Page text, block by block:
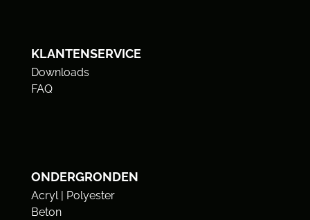
KLANTENSERVICE
Downloads
FAQ
ONDERGRONDEN
Acryl | Polyester
Beton